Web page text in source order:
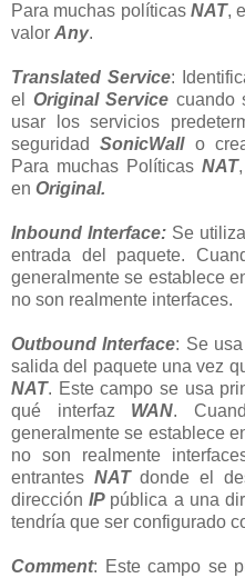
Para muchas políticas NAT,
valor Any.
Translated Service:
el Original Service cuando
usar los servicios
seguridadSonicWall o
Para muchas Políticas NAT
en Original.
Inbound Interface:Se
entrada del paquete.
generalmente se establece
no son realmente interfaces.
Outbound Interface: Se
salida del paquete una vez
NAT. Este campo se usa
qué interfaz WAN.
generalmente se establece
no son realmente
entrantes NATdonde el
direcciónIP pública a una
tendría que ser configurado
Comment: Este campo se